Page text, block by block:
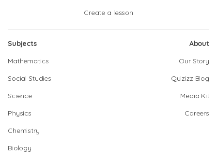
Create a lesson
Subjects
Mathematics
Social Studies
Science
Physics
Chemistry
Biology
About
Our Story
Quizizz Blog
Media Kit
Careers